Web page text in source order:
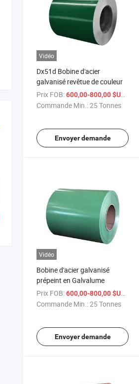
Vidéo
Dx51d Bobine d'acier
galvanisé revêtue de couleur
Prix FOB:600,00-800,00 $US
Commande Min.:25 Tonnes
Envoyer demande
Vidéo
Bobine d'acier galvanisé
prépeint en Galvalume
Prix FOB:600,00-800,00 $US
Commande Min.:25 Tonnes
Envoyer demande